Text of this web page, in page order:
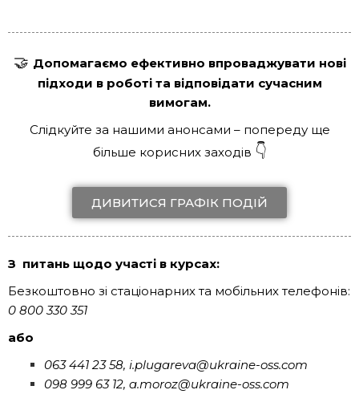
🤝 Допомагаємо ефективно впроваджувати нові
підходи в роботі та відповідати сучасним
вимогам.
Слідкуйте за нашими анонсами – попереду ще
більше корисних заходів 👇
ДИВИТИСЯ ГРАФІК ПОДІЙ
З питань щодо участі в курсах:
Безкоштовно зі стаціонарних та мобільних телефонів:
0 800 330 351
або
063 441 23 58, i.plugareva@ukraine-oss.com
098 999 63 12, a.moroz@ukraine-oss.com